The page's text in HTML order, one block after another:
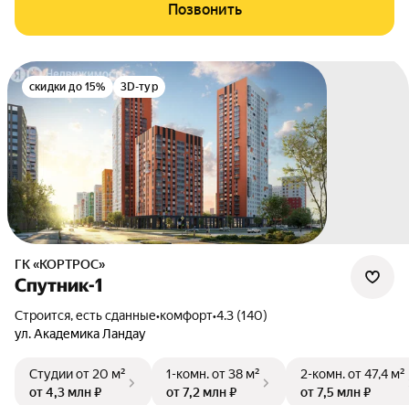
Позвонить
скидки до 15% 3D-тур
ГК «КОРТРОС»
Спутник-1
Строится, есть сданные•комфорт•4.3 (140)
ул. Академика Ландау
Студииот 20 м²
от 4,3 млн ₽
1-комн.от 38 м²
от 7,2 млн ₽
2-комн.от 47,4 м²
от 7,5 млн ₽